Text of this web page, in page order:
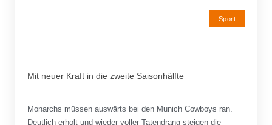
Sport
Mit neuer Kraft in die zweite Saisonhälfte
Monarchs müssen auswärts bei den Munich Cowboys ran.
Deutlich erholt und wieder voller Tatendrang steigen die